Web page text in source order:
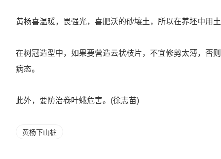
黄杨喜温暖，畏强光，喜肥沃的砂壤土，所以在养坯中用
在树冠造型中，如果要营造云状枝片，不宜修剪太薄，否
病态。
此外，要防治卷叶蛾危害。(徐志苗)
黄杨下山桩